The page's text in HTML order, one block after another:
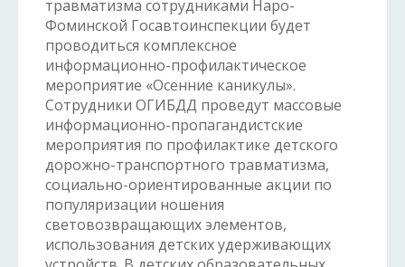
травматизма сотрудниками Наро-
Фоминской Госавтоинспекции будет
проводиться комплексное
информационно-профилактическое
мероприятие «Осенние каникулы».
Сотрудники ОГИБДД проведут массовые
информационно-пропагандистские
мероприятия по профилактике детского
дорожно-транспортного травматизма,
социально-ориентированные акции по
популяризации ношения
световозвращающих элементов,
использования детских удерживающих